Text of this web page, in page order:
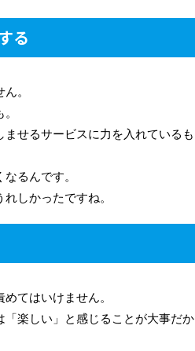
る
。
せるサービスに力を入れているも
るんです。
しかったですね。
てはいけません。
楽しい」と感じることが大事だか